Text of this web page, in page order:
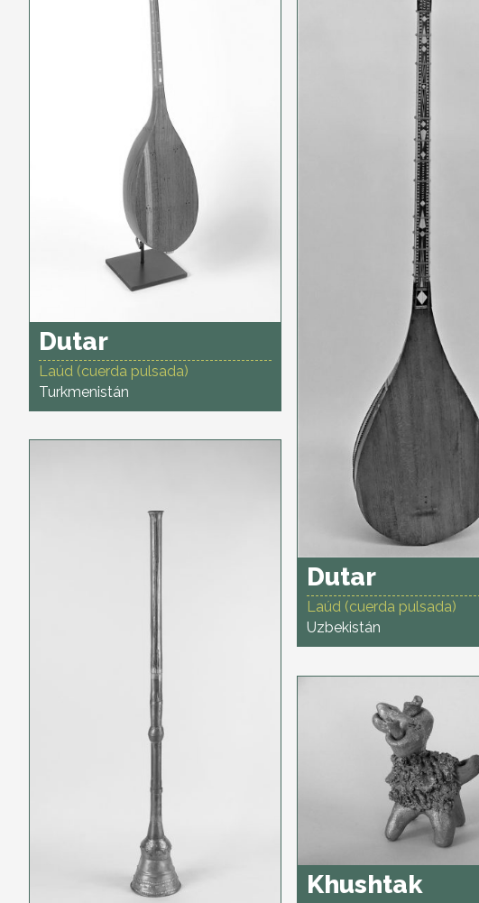
Dutar
Laúd (cuerda pulsada)
Turkmenistán
Dutar
Laúd (cuerda pulsada)
Uzbekistán
Khushtak